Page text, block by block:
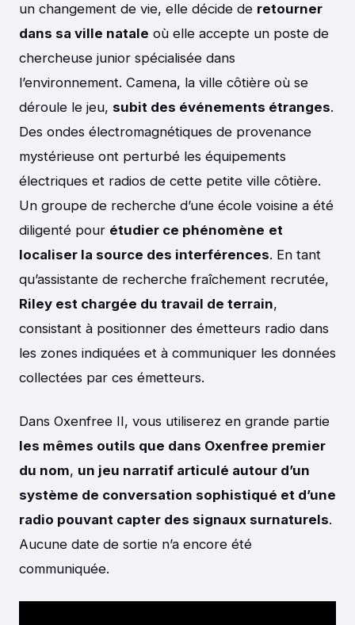
un changement de vie, elle décide de retourner
dans sa ville natale où elle accepte un poste de
chercheuse junior spécialisée dans
l’environnement. Camena, la ville côtière où se
déroule le jeu, subit des événements étranges.
Des ondes électromagnétiques de provenance
mystérieuse ont perturbé les équipements
électriques et radios de cette petite ville côtière.
Un groupe de recherche d’une école voisine a été
diligenté pour étudier ce phénomène et
localiser la source des interférences. En tant
qu’assistante de recherche fraîchement recrutée,
Riley est chargée du travail de terrain,
consistant à positionner des émetteurs radio dans
les zones indiquées et à communiquer les données
collectées par ces émetteurs.
Dans Oxenfree II, vous utiliserez en grande partie
les mêmes outils que dans Oxenfree premier
du nom, un jeu narratif articulé autour d’un
système de conversation sophistiqué et d’une
radio pouvant capter des signaux surnaturels.
Aucune date de sortie n’a encore été
communiquée.